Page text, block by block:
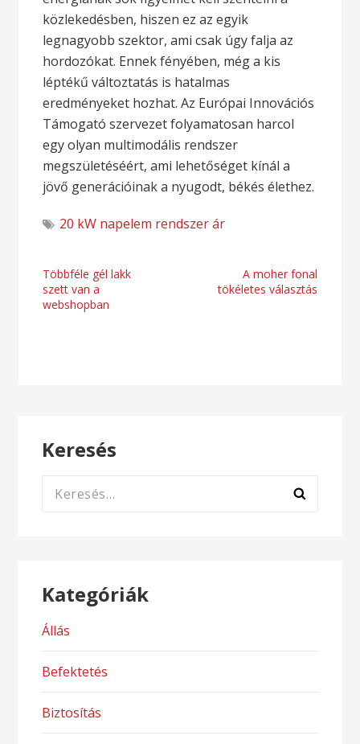
közlekedésben, hiszen ez az egyik
legnagyobb szektor, ami csak úgy falja az
hordozókat. Ennek fényében, még a kis
léptékű változtatás is hatalmas
eredményeket hozhat. Az Európai Innovációs
Támogató szervezet folyamatosan harcol
egy olyan multimodális rendszer
megszületéséért, ami lehetőséget kínál a
jövő generációinak a nyugodt, békés élethez.
20 kW napelem rendszer ár
Bejegyzés
navigáció
Többféle gél lakk
szett van a
webshopban
A moher fonal
tökéletes választás
Keresés
Keresés:
Kategóriák
Állás
Befektetés
Biztosítás